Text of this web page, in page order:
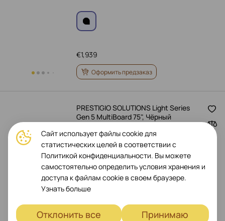
1,939
€
Оформить предзаказ
PRESTIGIO SOLUTIONS Light Series
Gen 5 MultiBoard 75", Чёрный
1,899
€
Сайт использует файлы cookie для
статистических целей в соответствии с
Политикой конфиденциальности. Вы можете
самостоятельно определить условия хранения и
доступа к файлам cookie в своем браузере.
Узнать больше
Отклонить все
Принимаю